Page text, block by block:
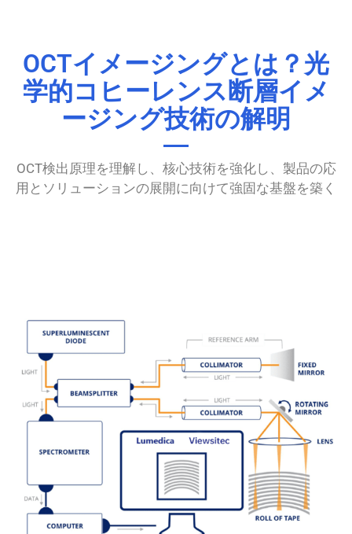
OCTイメージングとは？光
学的コヒーレンス断層イメ
ージング技術の解明
OCT検出原理を理解し、核心技術を強化し、製品の応
用とソリューションの展開に向けて強固な基盤を築く